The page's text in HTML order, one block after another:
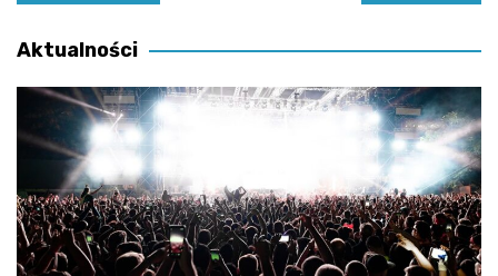
wpisu
Aktualności